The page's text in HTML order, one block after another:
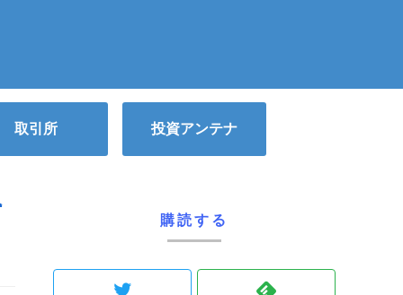
取引所 投資アンテナ
購読する